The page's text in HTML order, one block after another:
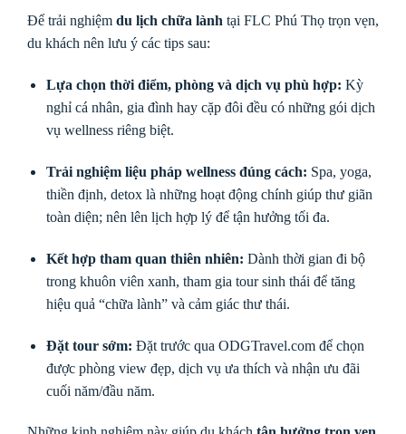
Để trải nghiệm du lịch chữa lành tại FLC Phú Thọ trọn vẹn,
du khách nên lưu ý các tips sau:
Lựa chọn thời điểm, phòng và dịch vụ phù hợp: Kỳ
nghỉ cá nhân, gia đình hay cặp đôi đều có những gói dịch
vụ wellness riêng biệt.
Trải nghiệm liệu pháp wellness đúng cách: Spa, yoga,
thiền định, detox là những hoạt động chính giúp thư giãn
toàn diện; nên lên lịch hợp lý để tận hưởng tối đa.
Kết hợp tham quan thiên nhiên: Dành thời gian đi bộ
trong khuôn viên xanh, tham gia tour sinh thái để tăng
hiệu quả “chữa lành” và cảm giác thư thái.
Đặt tour sớm: Đặt trước qua ODGTravel.com để chọn
được phòng view đẹp, dịch vụ ưa thích và nhận ưu đãi
cuối năm/đầu năm.